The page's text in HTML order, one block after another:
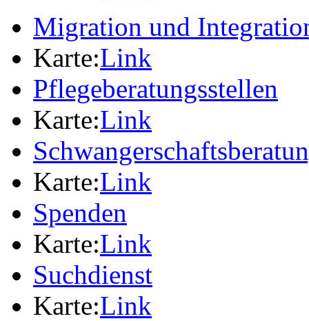
Migration und
Karte:Link
Pflegeberatungsstellen
Karte:Link
Karte:Link
Spenden
Karte:Link
Suchdienst
Karte:Link